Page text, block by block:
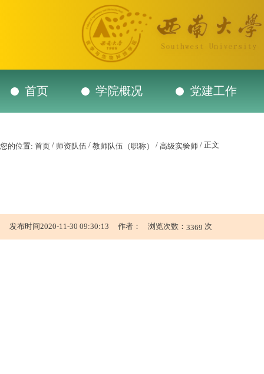
首页 学院概况 党建工作
您的位置: 首页 / 师资队伍 / 教师队伍（职称） / 高级实验师 / 正文
发布时间2020-11-30 09:30:13 作者： 浏览次数： 3369 次